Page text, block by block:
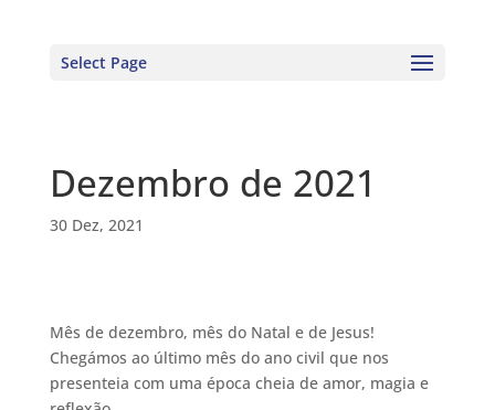
Select Page
Dezembro de 2021
30 Dez, 2021
Mês de dezembro, mês do Natal e de Jesus!
Chegámos ao último mês do ano civil que nos
presenteia com uma época cheia de amor, magia e